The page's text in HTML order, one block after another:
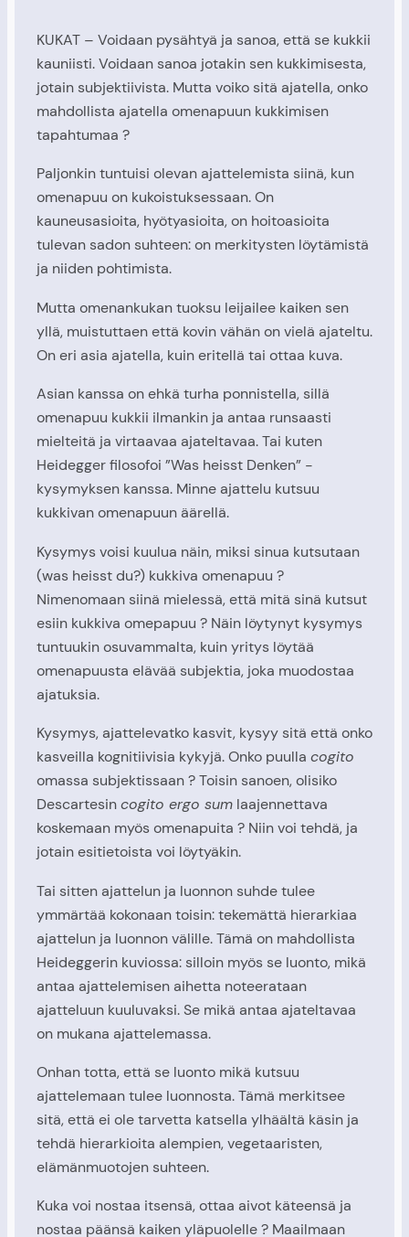
KUKAT – Voidaan pysähtyä ja sanoa, että se kukkii
kauniisti. Voidaan sanoa jotakin sen kukkimisesta,
jotain subjektiivista. Mutta voiko sitä ajatella, onko
mahdollista ajatella omenapuun kukkimisen
tapahtumaa ?
Paljonkin tuntuisi olevan ajattelemista siinä, kun
omenapuu on kukoistuksessaan. On
kauneusasioita, hyötyasioita, on hoitoasioita
tulevan sadon suhteen: on merkitysten löytämistä
ja niiden pohtimista.
Mutta omenankukan tuoksu leijailee kaiken sen
yllä, muistuttaen että kovin vähän on vielä ajateltu.
On eri asia ajatella, kuin eritellä tai ottaa kuva.
Asian kanssa on ehkä turha ponnistella, sillä
omenapuu kukkii ilmankin ja antaa runsaasti
mielteitä ja virtaavaa ajateltavaa. Tai kuten
Heidegger filosofoi ”Was heisst Denken” -
kysymyksen kanssa. Minne ajattelu kutsuu
kukkivan omenapuun äärellä.
Kysymys voisi kuulua näin, miksi sinua kutsutaan
(was heisst du?) kukkiva omenapuu ?
Nimenomaan siinä mielessä, että mitä sinä kutsut
esiin kukkiva omepapuu ? Näin löytynyt kysymys
tuntuukin osuvammalta, kuin yritys löytää
omenapuusta elävää subjektia, joka muodostaa
ajatuksia.
Kysymys, ajattelevatko kasvit, kysyy sitä että onko
kasveilla kognitiivisia kykyjä. Onko puulla cogito
omassa subjektissaan ? Toisin sanoen, olisiko
Descartesincogito ergo sum laajennettava
koskemaan myös omenapuita ? Niin voi tehdä, ja
jotain esitietoista voi löytyäkin.
Tai sitten ajattelun ja luonnon suhde tulee
ymmärtää kokonaan toisin: tekemättä hierarkiaa
ajattelun ja luonnon välille. Tämä on mahdollista
Heideggerin kuviossa: silloin myös se luonto, mikä
antaa ajattelemisen aihetta noteerataan
ajatteluun kuuluvaksi. Se mikä antaa ajateltavaa
on mukana ajattelemassa.
Onhan totta, että se luonto mikä kutsuu
ajattelemaan tulee luonnosta. Tämä merkitsee
sitä, että ei ole tarvetta katsella ylhäältä käsin ja
tehdä hierarkioita alempien, vegetaaristen,
elämänmuotojen suhteen.
Kuka voi nostaa itsensä, ottaa aivot käteensä ja
nostaa päänsä kaiken yläpuolelle ? Maailmaan